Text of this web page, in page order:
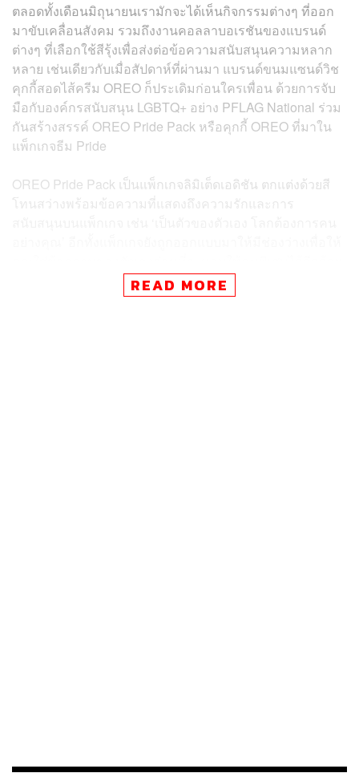
ตลอดทั้งเดือนมิถุนายนเรามักจะได้เห็นกิจกรรมต่างๆ ที่ออก
มาขับเคลื่อนสังคม รวมถึงงานคอลลาบอเรชันของแบรนด์
ต่างๆ ที่เลือกใช้สีรุ้งเพื่อส่งต่อข้อความสนับสนุนความหลาก
หลาย เช่นเดียวกับเมื่อสัปดาห์ที่ผ่านมา แบรนด์ขนมแซนด์วิช
คุกกี้สอดไส้ครีม OREO ก็ประเดิมก่อนใครเพื่อน ด้วยการจับ
มือกับองค์กรสนับสนุน LGBTQ+ อย่าง PFLAG National ร่วม
กันสร้างสรรค์ OREO Pride Pack หรือคุกกี้ OREO ที่มาใน
แพ็กเกจธีม Pride
OREO Pride Pack เป็นแพ็กเกจลิมิเต็ดเอดิชัน ตกแต่งด้วยสี
โทนสว่างพร้อมข้อความที่แสดงถึงความรักและการ
นอกจากแพ็กเกจที่มาในธีม Pride แล้ว ตัวขนมเองก็มีการปั๊ม
คำว่า Proud เอาไว้ด้วยเช่นกัน
READ MORE